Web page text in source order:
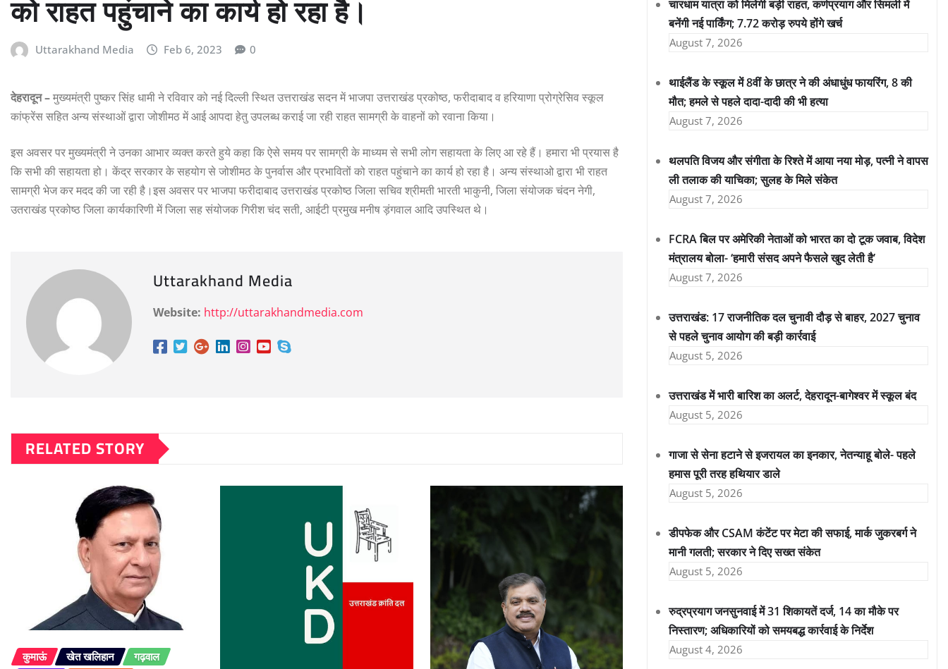
को राहत पहुंचाने का कार्य हो रहा है।
Uttarakhand Media Feb 6, 2023 0
देहरादून –मुख्यमंत्री पुष्कर सिंह धामी ने रविवार को नई दिल्ली स्थित उत्तराखंड सदन में भाजपा उत्तराखंड प्रकोष्ठ, फरीदाबाद व हरियाणा प्रोग्रेसिव स्कूल
कांफ्रेंस सहित अन्य संस्थाओं द्वारा जोशीमठ में आई आपदा हेतु उपलब्ध कराई जा रही राहत सामग्री के वाहनों को रवाना किया।
इस अवसर पर मुख्यमंत्री ने उनका आभार व्यक्त करते हुये कहा कि ऐसे समय पर सामग्री के माध्यम से सभी लोग सहायता के लिए आ रहे हैं। हमारा भी प्रयास है
कि सभी की सहायता हो। केंद्र सरकार के सहयोग से जोशीमठ के पुनर्वास और प्रभावितों को राहत पहुंचाने का कार्य हो रहा है। अन्य संस्थाओ द्वारा भी राहत
सामग्री भेज कर मदद की जा रही है।इस अवसर पर भाजपा फरीदाबाद उत्तराखंड प्रकोष्ठ जिला सचिव श्रीमती भारती भाकुनी, जिला संयोजक चंदन नेगी,
उतराखंड प्रकोष्ठ जिला कार्यकारिणी में जिला सह संयोजक गिरीश चंद सती, आईटी प्रमुख मनीष ड़ंगवाल आदि उपस्थित थे।
Uttarakhand Media
Website: http://uttarakhandmedia.com
RELATED STORY
कुमाऊं खेत खलिहान
गढ़वाल
चारधाम यात्रा को मिलेगी बड़ी राहत, कर्णप्रयाग और सिमली में
बनेंगी नई पार्किंग; 7.72 करोड़ रुपये होंगे खर्च
August 7, 2026
थाईलैंड के स्कूल में 8वीं के छात्र ने की अंधाधुंध फायरिंग, 8 की
मौत; हमले से पहले दादा-दादी की भी हत्या
August 7, 2026
थलपति विजय और संगीता के रिश्ते में आया नया मोड़, पत्नी ने वापस
ली तलाक की याचिका; सुलह के मिले संकेत
August 7, 2026
FCRA बिल पर अमेरिकी नेताओं को भारत का दो टूक जवाब, विदेश
मंत्रालय बोला- ‘हमारी संसद अपने फैसले खुद लेती है’
August 7, 2026
उत्तराखंड: 17 राजनीतिक दल चुनावी दौड़ से बाहर, 2027 चुनाव
से पहले चुनाव आयोग की बड़ी कार्रवाई
August 5, 2026
उत्तराखंड में भारी बारिश का अलर्ट, देहरादून-बागेश्वर में स्कूल बंद
August 5, 2026
गाजा से सेना हटाने से इजरायल का इनकार, नेतन्याहू बोले- पहले
हमास पूरी तरह हथियार डाले
August 5, 2026
डीपफेक और CSAM कंटेंट पर मेटा की सफाई, मार्क जुकरबर्ग ने
मानी गलती; सरकार ने दिए सख्त संकेत
August 5, 2026
रुद्रप्रयाग जनसुनवाई में 31 शिकायतें दर्ज, 14 का मौके पर
निस्तारण; अधिकारियों को समयबद्ध कार्रवाई के निर्देश
August 4, 2026